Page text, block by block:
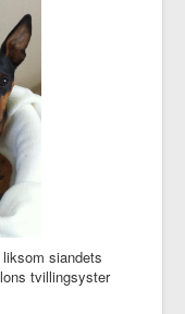
siandets
tvillingsyster